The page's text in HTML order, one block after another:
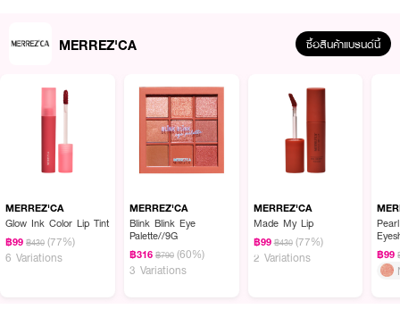
ผลลัพธ์ที่ได้:
ไพรเมอร์เตรียมผิวแบบ All-in-One เนื้อเจลโปร่งใส ไร้สี เกลี่ยง่าย บางเบาสบาย
ผิว ทำหน้าที่เป็นทั้งมอยส์เจอไรเซอร์ที่ให้ความชุ่มชื้นและไพรเมอร์ที่ช่วยเบลอรูขุมขน
MERREZ'CA ซื้อสินค้าแบรนด์นี้
MERREZ'CA
Glow Ink Color Lip Tint
฿99 ฿430 (77%)
6 Variations
MERREZ'CA
Blink Blink Eye
Palette//9G
฿316 ฿790 (60%)
3 Variations
MERREZ'CA
Made My Lip
฿99 ฿430 (77%)
2 Variations
฿99